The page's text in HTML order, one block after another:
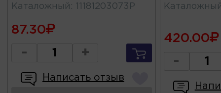
Каталожный : 11181203073Р
87.30
- +
Написать отзыв
420.00
-